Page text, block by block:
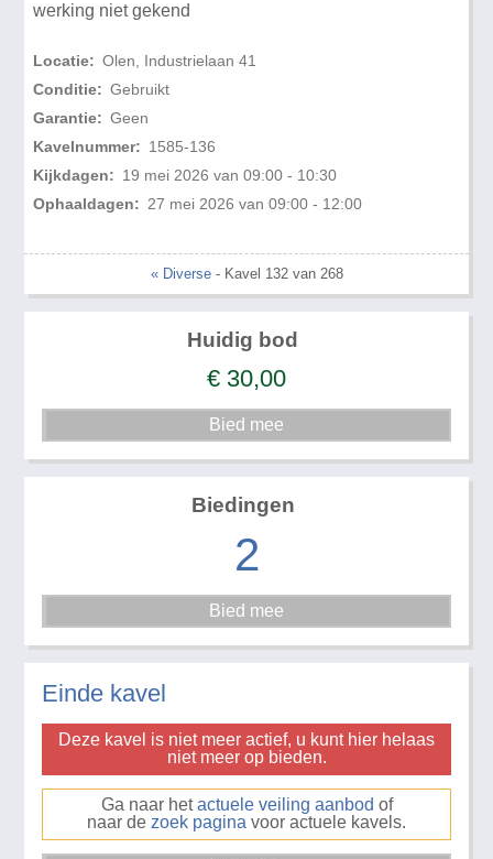
werking niet gekend
Locatie: Olen, Industrielaan 41
Conditie: Gebruikt
Garantie: Geen
Kavelnummer: 1585-136
Kijkdagen: 19 mei 2026 van 09:00 - 10:30
Ophaaldagen: 27 mei 2026 van 09:00 - 12:00
« Diverse- Kavel 132 van 268
Huidig bod
€ 30,00
Biedingen
2
Einde kavel
Deze kavel is niet meer actief, u kunt hier helaas
niet meer op bieden.
Ga naar hetactuele veiling aanbod of
naar de zoek pagina voor actuele kavels.